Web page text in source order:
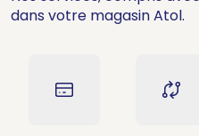
dans votre magasin Atol.